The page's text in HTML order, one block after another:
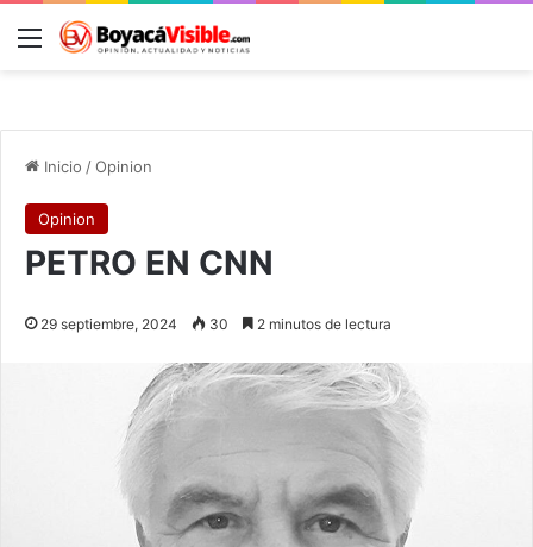
Menú
Inicio /Opinion
Opinion
PETRO EN CNN
29 septiembre, 2024 30 2 minutos de lectura